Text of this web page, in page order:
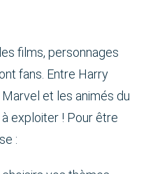
films, personnages
fans. Entre Harry
et les animés du
à exploiter ! Pour être
: